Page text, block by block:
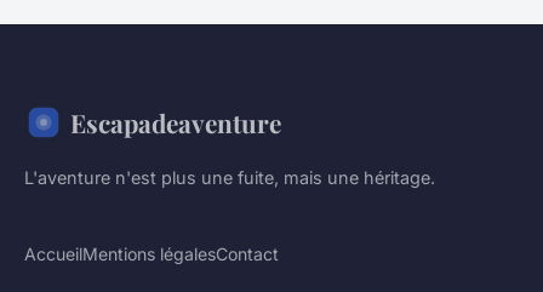
Escapadeaventure
L'aventure n'est plus une fuite, mais une héritage.
AccueilMentions légalesContact